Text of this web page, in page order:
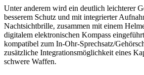
Unter anderem wird ein deutlich leichterer
besserem Schutz und mit integrierter
Nachtsichtbrille, zusammen mit einem
digitalem elektronischen Kompass
kompatibel zum In-Ohr-Sprechsatz/
zusätzliche Integrationsmöglichkeit eines
schwere Waffen.